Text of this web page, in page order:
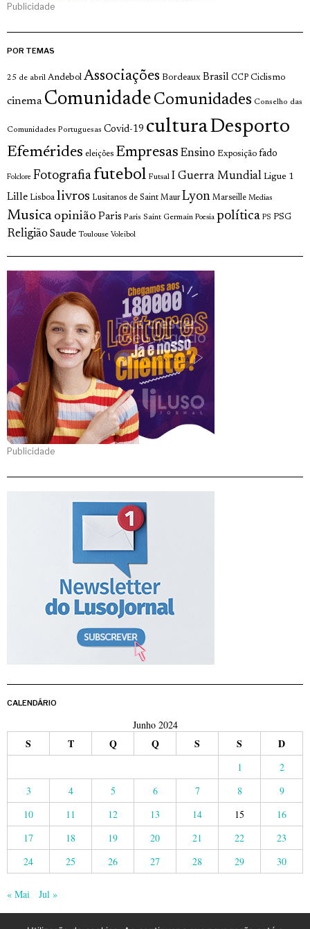
Publicidade
POR TEMAS
25 de abril Andebol Associações Bordeaux Brasil CCP Ciclismo
cinema Comunidade Comunidades Conselho das
Comunidades Portuguesas Covid-19 culturaDesporto
Efemérides eleições Empresas Ensino Exposição fado
Folclore Fotografia futebol Futsal I Guerra Mundial Ligue 1
Lille Lisboa livros Lusitanos de Saint Maur Lyon Marseille Medias
Musica opinião Paris Paris Saint Germain Poesia política PS PSG
Religião Saude Toulouse Voleibol
Publicidade
CALENDÁRIO
Junho 2024
S T Q Q S S D
1
2
3
4 5 6 7 8
9
10
11 12 13 14 15
16
17
18 19 20 21 22
23
24
25 26 27 28 29 30
« Mai Jul »